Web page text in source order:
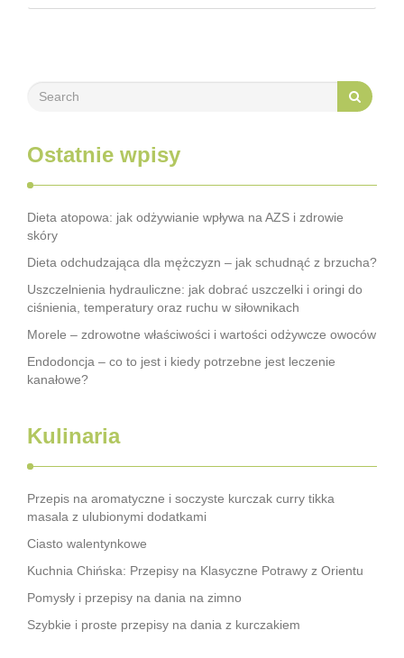
Zastanawiasz się, jak go przyrządzić? To bardzo proste!
Ostatnie wpisy
Dieta atopowa: jak odżywianie wpływa na AZS i zdrowie
skóry
Dieta odchudzająca dla mężczyzn – jak schudnąć z brzucha?
Uszczelnienia hydrauliczne: jak dobrać uszczelki i oringi do
ciśnienia, temperatury oraz ruchu w siłownikach
Morele – zdrowotne właściwości i wartości odżywcze owoców
Endodoncja – co to jest i kiedy potrzebne jest leczenie
kanałowe?
Kulinaria
Przepis na aromatyczne i soczyste kurczak curry tikka
masala z ulubionymi dodatkami
Ciasto walentynkowe
Kuchnia Chińska: Przepisy na Klasyczne Potrawy z Orientu
Pomysły i przepisy na dania na zimno
Szybkie i proste przepisy na dania z kurczakiem